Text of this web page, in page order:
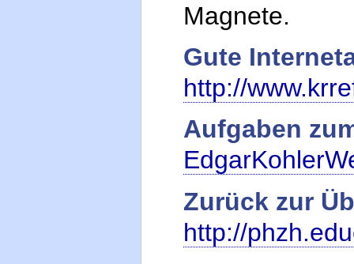
Magnete.
Gute
http://
Aufgaben
Zurück zur
http://